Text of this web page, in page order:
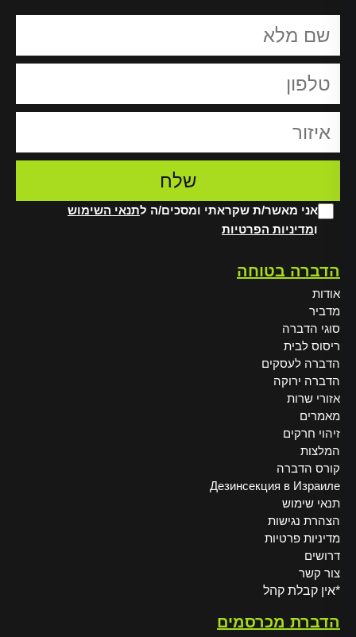
אני מאשר/ת שקראתי ומסכים/ה לתנאי השימוש
ומדיניות הפרטיות
הדברה בטוחה
אודות
מדביר
סוגי הדברה
ריסוס לבית
הדברה לעסקים
הדברה ירוקה
אזורי שרות
מאמרים
זיהוי חרקים
המלצות
קורס הדברה
Дезинсекция в Израиле
תנאי שימוש
הצהרת נגישות
מדיניות פרטיות
דרושים
צור קשר
*אין קבלת קהל
הדברת מכרסמים